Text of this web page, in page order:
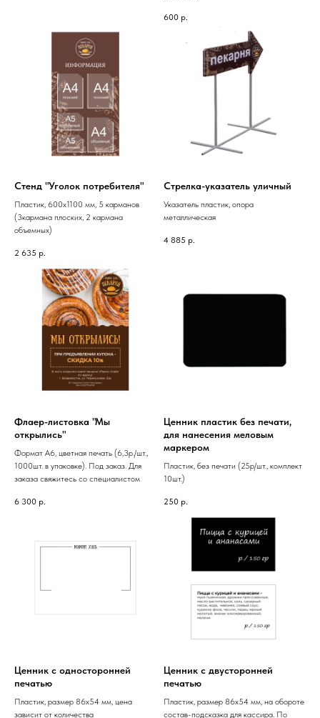
600 р.
Стенд "Уголок потребителя"
Пластик, 600х1100 мм, 5 карманов
(3кармана плоских, 2 кармана
объемных)
2 635 р.
Стрелка-указатель уличный
Указатель пластик, опора
металлическая
4 885 р.
Флаер-листовка "Мы
открылись"
Формат А6, цветная печать (6,3р./шт.,
1000шт. в упаковке). Под заказ. Для
заказа свяжитесь со специалистом
6 300 р.
Ценник пластик без печати,
для нанесения меловым
маркером
Пластик, без печати (25р/шт., комплект
10шт.)
250 р.
Ценник с односторонней
печатью
Пластик, размер 86х54 мм, цена
зависит от количества
Ценник с двусторонней
печатью
Пластик, размер 86х54 мм, на обороте
состав-подсказка для кассира. По